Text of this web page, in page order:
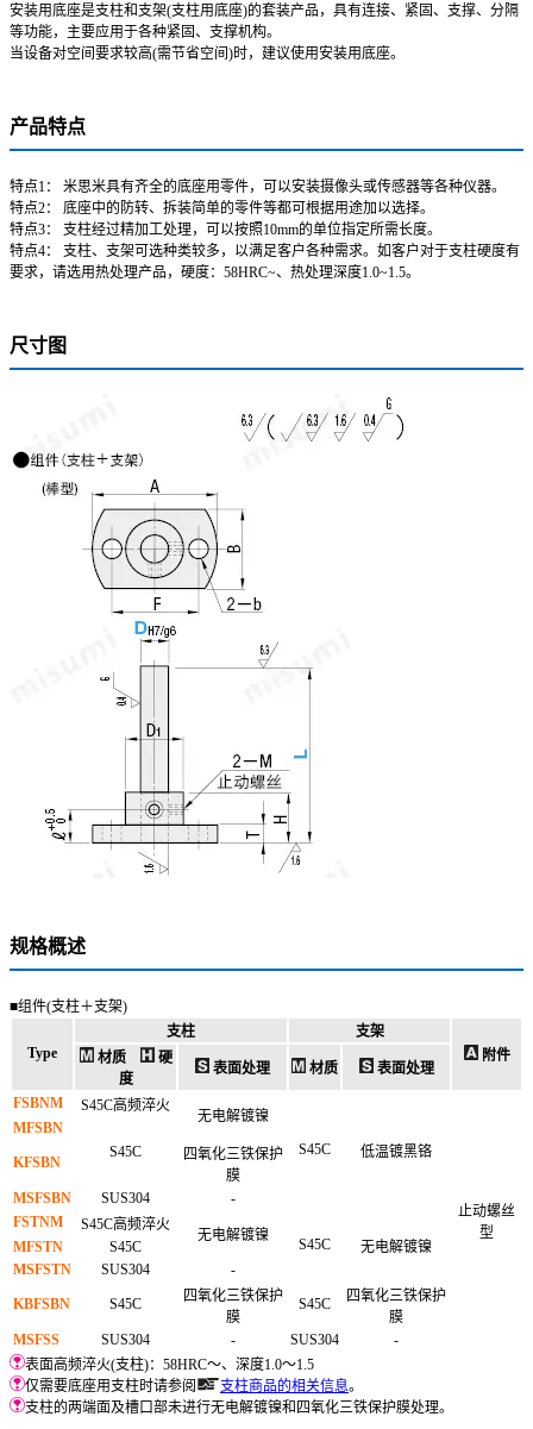
安装用底座是支柱和支架(支柱用底座)的套装产品，具有连接、紧固、支撑、分隔
等功能，主要应用于各种紧固、支撑机构。
当设备对空间要求较高(需节省空间)时，建议使用安装用底座。
产品特点
特点1： 米思米具有齐全的底座用零件，可以安装摄像头或传感器等各种仪器。
特点2： 底座中的防转、拆装简单的零件等都可根据用途加以选择。
特点3： 支柱经过精加工处理，可以按照10mm的单位指定所需长度。
特点4： 支柱、支架可选种类较多，以满足客户各种需求。如客户对于支柱硬度有
要求，请选用热处理产品，硬度：58HRC~、热处理深度1.0~1.5。
尺寸图
规格概述
■组件(支柱＋支架)
Type
支柱
支架
附件
材质
硬
度
表面处理 材质 表面处理
FSBNM S45C高频淬火
无电解镀镍
S45C
低温镀黑铬
止动螺丝
型
MFSBN
S45C
KFSBN
四氧化三铁保护
膜
MSFSBN
SUS304
-
FSTNM
S45C高频淬火
无电解镀镍
S45C 无电解镀镍
MFSTN
S45C
MSFSTN
SUS304 -
KBFSBN S45C
四氧化三铁保护
膜
S45C
四氧化三铁保护
膜
MSFSS
SUS304 - SUS304
-
表面高频淬火(支柱)：58HRC～、深度1.0～1.5
仅需要底座用支柱时请参阅
支柱商品的相关信息。
支柱的两端面及槽口部未进行无电解镀镍和四氧化三铁保护膜处理。